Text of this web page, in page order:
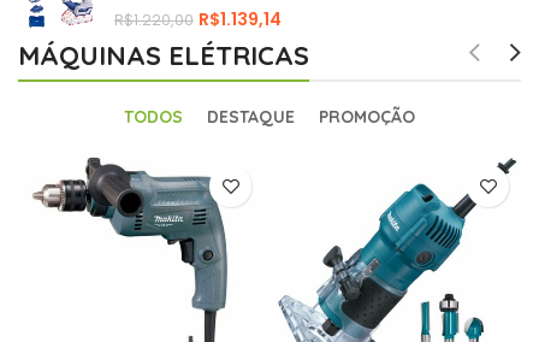
R$1.220,00 R$1.139,14
MÁQUINAS ELÉTRICAS
TODOS DESTAQUE PROMOÇÃO